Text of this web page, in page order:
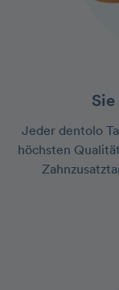
Sie
Jeder dentolo
höchsten